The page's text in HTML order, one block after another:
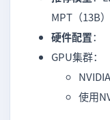
MPT（13B）
硬件配置：
GPU集群：
使用